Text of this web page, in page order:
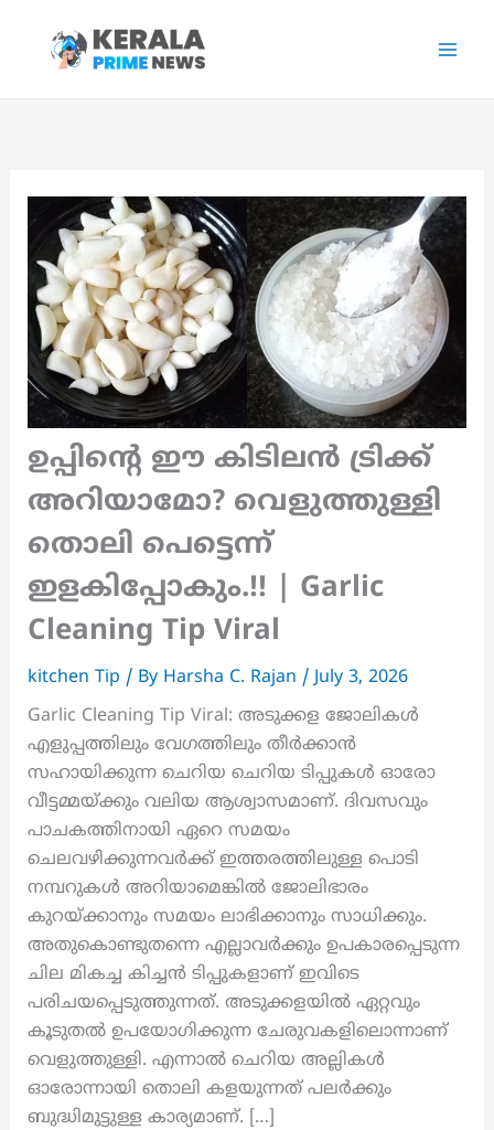
content
ഉപ്പിന്റെ ഈ കിടിലൻ ട്രിക്ക്
അറിയാമോ? വെളുത്തുള്ളി
തൊലി പെട്ടെന്ന്
ഇളകിപ്പോകും.!! | Garlic
Cleaning Tip Viral
kitchen Tip / By Harsha C. Rajan / July 3, 2026
Garlic Cleaning Tip Viral: അടുക്കള ജോലികൾ
എളുപ്പത്തിലും വേഗത്തിലും തീർക്കാൻ
സഹായിക്കുന്ന ചെറിയ ചെറിയ ടിപ്പുകൾ ഓരോ
വീട്ടമ്മയ്ക്കും വലിയ ആശ്വാസമാണ്. ദിവസവും
പാചകത്തിനായി ഏറെ സമയം
ചെലവഴിക്കുന്നവർക്ക് ഇത്തരത്തിലുള്ള പൊടി
നമ്പറുകൾ അറിയാമെങ്കിൽ ജോലിഭാരം
കുറയ്ക്കാനും സമയം ലാഭിക്കാനും സാധിക്കും.
അതുകൊണ്ടുതന്നെ എല്ലാവർക്കും ഉപകാരപ്പെടുന്ന
ചില മികച്ച കിച്ചൻ ടിപ്പുകളാണ് ഇവിടെ
പരിചയപ്പെടുത്തുന്നത്. അടുക്കളയിൽ ഏറ്റവും
കൂടുതൽ ഉപയോഗിക്കുന്ന ചേരുവകളിലൊന്നാണ്
വെളുത്തുള്ളി. എന്നാൽ ചെറിയ അല്ലികൾ
ഓരോന്നായി തൊലി കളയുന്നത് പലർക്കും
ബുദ്ധിമുട്ടുള്ള കാര്യമാണ്. […]